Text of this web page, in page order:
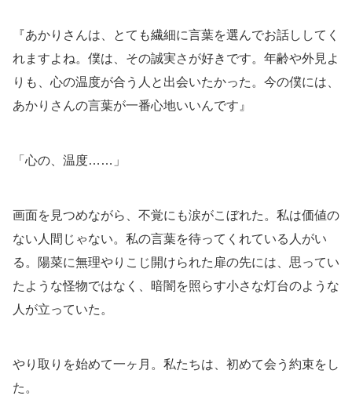
『あかりさんは、とても繊細に言葉を選んでお話ししてく
れますよね。僕は、その誠実さが好きです。年齢や外見よ
りも、心の温度が合う人と出会いたかった。今の僕には、
あかりさんの言葉が一番心地いいんです』
「心の、温度……」
画面を見つめながら、不覚にも涙がこぼれた。私は価値の
ない人間じゃない。私の言葉を待ってくれている人がい
る。陽菜に無理やりこじ開けられた扉の先には、思ってい
たような怪物ではなく、暗闇を照らす小さな灯台のような
人が立っていた。
やり取りを始めて一ヶ月。私たちは、初めて会う約束をし
た。